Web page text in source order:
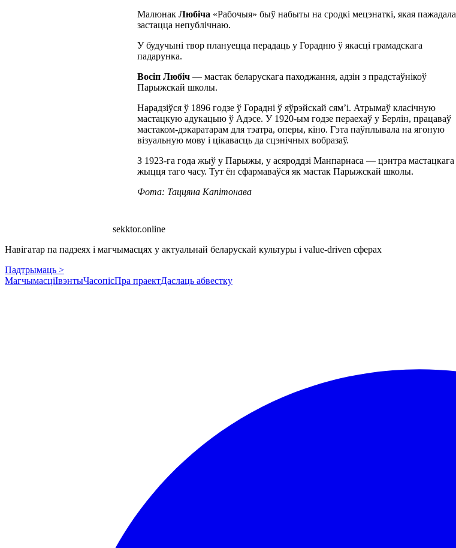
МалюнакЛюбіча «Рабочыя» быў набыты на сродкі мецэнаткі, якая пажадала
застацца непублічнаю.
У будучыні твор плануецца перадаць у Горадню ў якасці грамадскага
падарунка.
Восіп Любіч — мастак беларускага паходжання, адзін з прадстаўнікоў
Парыжскай школы.
Нарадзіўся ў 1896 годзе ў Горадні ў яўрэйскай сям’і. Атрымаў класічную
мастацкую адукацыю ў Адэсе. У 1920-ым годзе пераехаў у Берлін, працаваў
мастаком-дэкаратарам для тэатра, оперы, кіно. Гэта паўплывала на ягоную
візуальную мову і цікавасць да сцэнічных вобразаў.
З 1923-га года жыў у Парыжы, у асяроддзі Манпарнаса — цэнтра мастацкага
жыцця таго часу. Тут ён сфармаваўся як мастак Парыжскай школы.
Фота: Таццяна Капітонава
sekktor.online
Навігатар па падзеях і магчымасцях у актуальнай беларускай культуры і value-driven сферах
Падтрымаць >
МагчымасціІвэнтыЧасопісПра праектДаслаць абвестку